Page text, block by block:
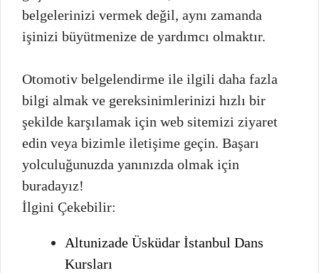
belgelerinizi vermek değil, aynı zamanda
işinizi büyütmenize de yardımcı olmaktır.
Otomotiv belgelendirme ile ilgili daha fazla
bilgi almak ve gereksinimlerinizi hızlı bir
şekilde karşılamak için web sitemizi ziyaret
edin veya bizimle iletişime geçin. Başarı
yolculuğunuzda yanınızda olmak için
buradayız!
İlgini Çekebilir:
Altunizade Üsküdar İstanbul Dans
Kursları